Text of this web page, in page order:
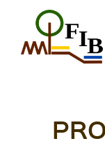
Zum Inhalt springen
FIB –